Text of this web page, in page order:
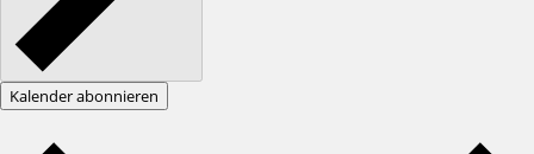
Kalender abonnieren